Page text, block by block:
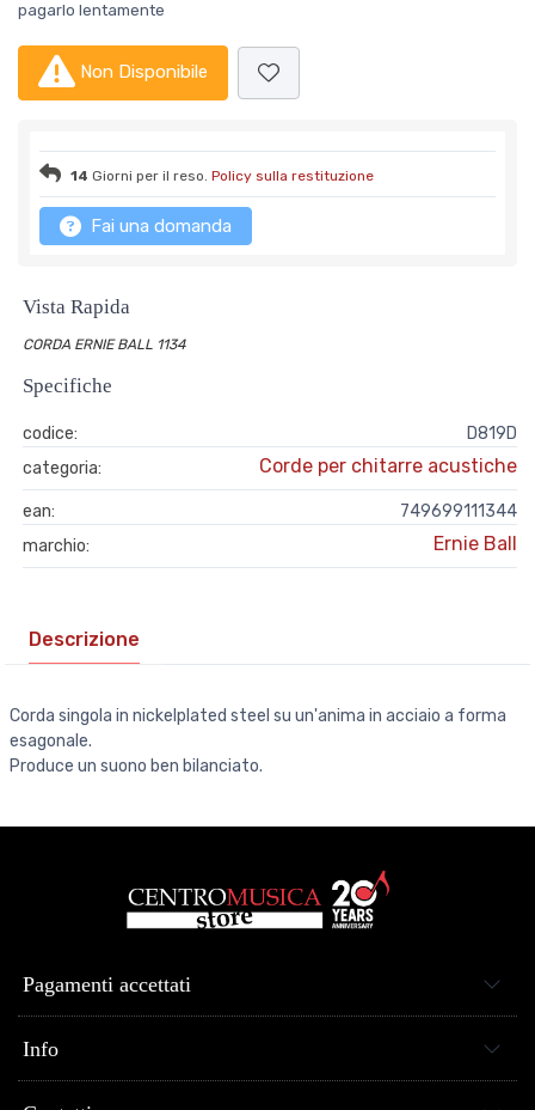
pagarlo lentamente
Non Disponibile
14 Giorni per il reso. Policy sulla restituzione
Fai una domanda
Vista Rapida
CORDA ERNIE BALL 1134
Specifiche
codice:
D819D
categoria:
Corde per chitarre acustiche
ean:
749699111344
marchio:
Ernie Ball
Descrizione
Corda singola in nickelplated steel su un'anima in acciaio a forma
esagonale.
Produce un suono ben bilanciato.
Pagamenti accettati
Info